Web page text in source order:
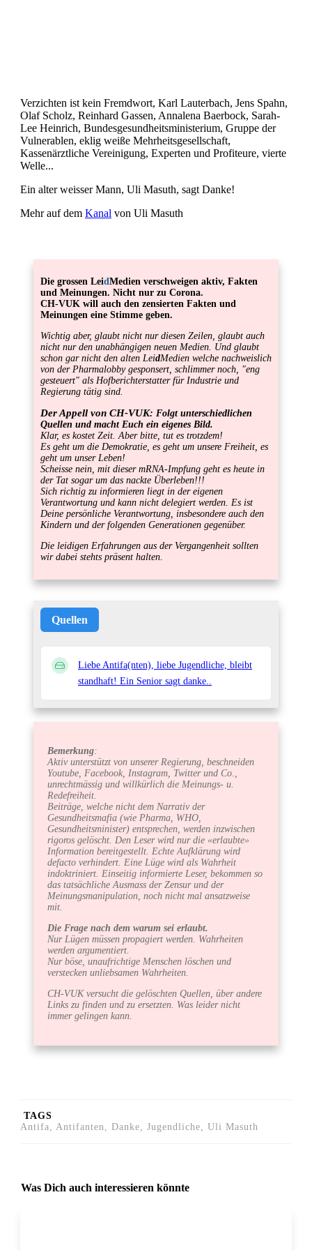
Verzichten ist kein Fremdwort, Karl Lauterbach, Jens Spahn,
Olaf Scholz, Reinhard Gassen, Annalena Baerbock, Sarah-
Lee Heinrich, Bundesgesundheitsministerium, Gruppe der
Vulnerablen, eklig weiße Mehrheitsgesellschaft,
Kassenärztliche Vereinigung, Experten und Profiteure, vierte
Welle...
Ein alter weisser Mann, Uli Masuth, sagt Danke!
Mehr auf dem Kanal von Uli Masuth
Die grossen LeidMedien verschweigen aktiv, Fakten
und Meinungen. Nicht nur zu Corona.
CH-VUK will auch den zensierten Fakten und
Meinungen eine Stimme geben.
Wichtig aber, glaubt nicht nur diesen Zeilen, glaubt auch
nicht nur den unabhängigen neuen Medien. Und glaubt
schon gar nicht den alten LeidMedien welche nachweislich
von der Pharmalobby gesponsert, schlimmer noch, "eng
gesteuert" als Hofberichterstatter für Industrie und
Regierung tätig sind.
Der Appell von CH-VUK: Folgt unterschiedlichen
Quellen und macht Euch ein eigenes Bild.
Klar, es kostet Zeit. Aber bitte, tut es trotzdem!
Es geht um die Demokratie, es geht um unsere Freiheit, es
geht um unser Leben!
Scheisse nein, mit dieser mRNA-Impfung geht es heute in
der Tat sogar um das nackte Überleben!!!
Sich richtig zu informieren liegt in der eigenen
Verantwortung und kann nicht delegiert werden. Es ist
Deine persönliche Verantwortung, insbesondere auch den
Kindern und der folgenden Generationen gegenüber.
Die leidigen Erfahrungen aus der Vergangenheit sollten
wir dabei stehts präsent halten.
Quellen
Liebe Antifa(nten), liebe Jugendliche, bleibt
standhaft! Ein Senior sagt danke..
Bemerkung:
Aktiv unterstützt von unserer Regierung, beschneiden
Youtube, Facebook, Instagram, Twitter und Co.,
unrechtmässig und willkürlich die Meinungs- u.
Redefreiheit.
Beiträge, welche nicht dem Narrativ der
Gesundheitsmafia (wie Pharma, WHO,
Gesundheitsminister) entsprechen, werden inzwischen
rigoros gelöscht. Den Leser wird nur die «erlaubte»
Information bereitgestellt. Echte Aufklärung wird
defacto verhindert. Eine Lüge wird als Wahrheit
indoktriniert. Einseitig informierte Leser, bekommen so
das tatsächliche Ausmass der Zensur und der
Meinungsmanipulation, noch nicht mal ansatzweise
mit.
Die Frage nach dem warum sei erlaubt.
Nur Lügen müssen propagiert werden. Wahrheiten
werden argumentiert.
Nur böse, unaufrichtige Menschen löschen und
verstecken unliebsamen Wahrheiten.
CH-VUK versucht die gelöschten Quellen, über andere
Links zu finden und zu ersetzten. Was leider nicht
immer gelingen kann.
TAGS
Antifa, Antifanten, Danke, Jugendliche, Uli Masuth
Was Dich auch interessieren könnte